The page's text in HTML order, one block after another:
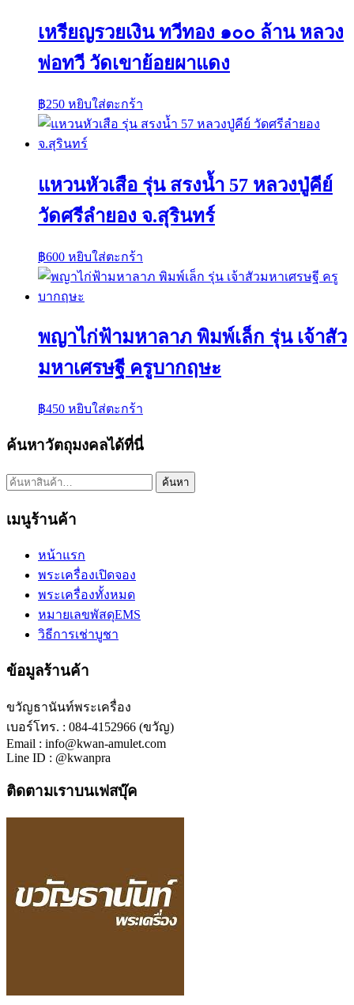
เหรียญรวยเงิน ทวีทอง ๑๐๐ ล้าน หลวง
พ่อทวี วัดเขาย้อยผาแดง
฿250 หยิบใส่ตะกร้า
แหวนหัวเสือ รุ่น สรงน้ำ 57 หลวงปู่คีย์
วัดศรีลำยอง จ.สุรินทร์
฿600 หยิบใส่ตะกร้า
พญาไก่ฟ้ามหาลาภ พิมพ์เล็ก รุ่น เจ้าสัว
มหาเศรษฐี ครูบากฤษะ
฿450 หยิบใส่ตะกร้า
ค้นหาวัตถุมงคลได้ที่นี่
ค้นหา: ค้นหา
เมนูร้านค้า
หน้าแรก
พระเครื่องเปิดจอง
พระเครื่องทั้งหมด
หมายเลขพัสดุEMS
วิธีการเช่าบูชา
ข้อมูลร้านค้า
ขวัญธานันท์พระเครื่อง
เบอร์โทร. : 084-4152966 (ขวัญ)
Email : info@kwan-amulet.com
Line ID : @kwanpra
ติดตามเราบนเฟสบุ๊ค